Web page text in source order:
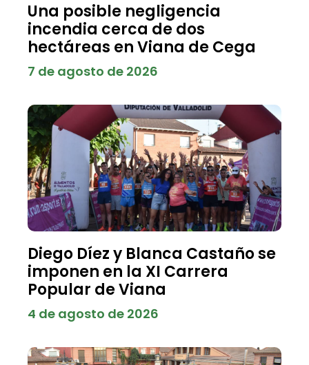
Una posible negligencia
incendia cerca de dos
hectáreas en Viana de Cega
7 de agosto de 2026
Diego Díez y Blanca Castaño se
imponen en la XI Carrera
Popular de Viana
4 de agosto de 2026